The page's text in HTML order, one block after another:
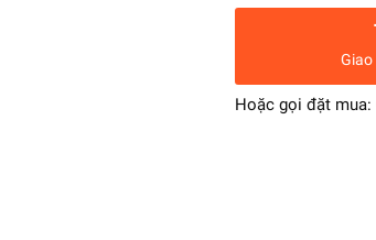
Giao
Hoặc gọi đặt mua: